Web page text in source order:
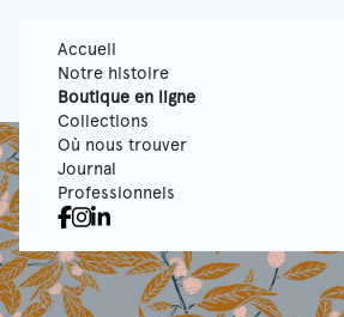
Accueil
Notre histoire
Boutique en ligne
Collections
Où nous trouver
Journal
Professionnels